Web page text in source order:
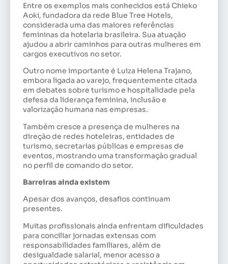
Entre os exemplos mais conhecidos está Chieko
Aoki, fundadora da rede Blue Tree Hotels,
considerada uma das maiores referências
femininas da hotelaria brasileira. Sua atuação
ajudou a abrir caminhos para outras mulheres em
cargos executivos no setor.
Outro nome importante é Luiza Helena Trajano,
embora ligada ao varejo, frequentemente citada
em debates sobre turismo e hospitalidade pela
defesa da liderança feminina, inclusão e
valorização humana nas empresas.
Também cresce a presença de mulheres na
direção de redes hoteleiras, entidades de
turismo, secretarias públicas e empresas de
eventos, mostrando uma transformação gradual
no perfil de comando do setor.
Barreiras ainda existem
Apesar dos avanços, desafios continuam
presentes.
Muitas profissionais ainda enfrentam dificuldades
para conciliar jornadas extensas com
responsabilidades familiares, além de
desigualdade salarial, menor acesso a